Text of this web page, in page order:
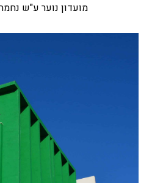
מועדון נוער ע"ש נחמה